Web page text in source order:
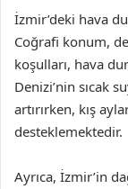
İzmir’deki hava
Coğrafi konum,
koşulları, hava
Denizi’nin sıcak
artırırken, kış
desteklemektedir.
Ayrıca, İzmir’in